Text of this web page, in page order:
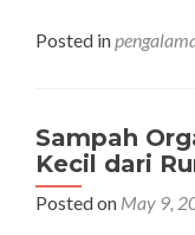
Posted in
Sampah
Kecil dari
Posted on May 9,